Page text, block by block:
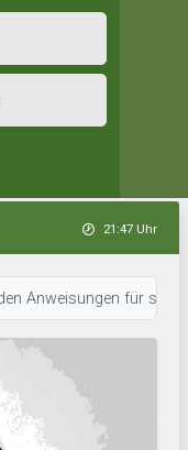
21:47 Uhr
für sein